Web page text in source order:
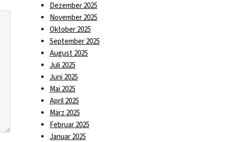
Dezember 2025
November 2025
Oktober 2025
September 2025
August 2025
Juli 2025
Juni 2025
Mai 2025
April 2025
März 2025
Februar 2025
Januar 2025